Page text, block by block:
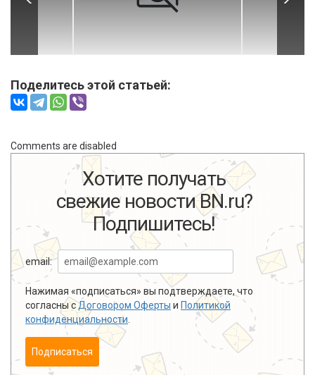
Поделитесь этой статьей:
Comments are disabled
Хотите получать
свежие новости BN.ru?
Подпишитесь!
email:
Нажимая «подписаться» вы подтверждаете, что
согласны сДоговором Оферты и Политикой
конфиденциальности
Подписаться